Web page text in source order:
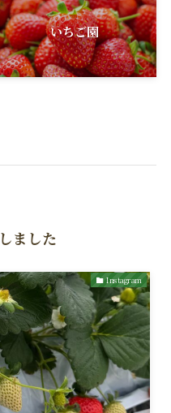
いちご園
ました
Instagram